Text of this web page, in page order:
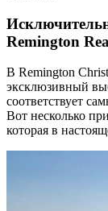
Remington
В Remington
эксклюзивный
соответствует
Вот несколько
которая в